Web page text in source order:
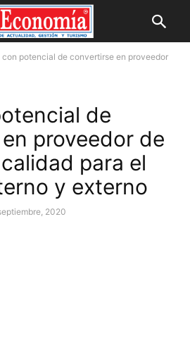
con potencial de convertirse en proveedor
de
proveedor de
para el
y externo
2020